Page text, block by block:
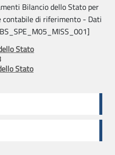
Bilancio dello Stato per
contabile di riferimento - Dati
Stato
Stato